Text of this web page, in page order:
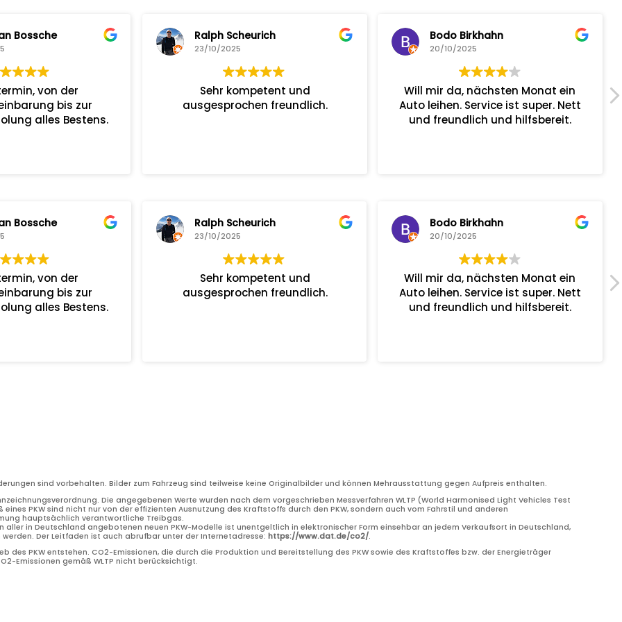
Bossche
von der
bis zur
alles Bestens.
Ralph Scheurich
23/10/2025
Sehr kompetent und
ausgesprochen freundlich.
Bodo Birkhahn
20/10/2025
Will mir da, nächsten Monat ein
Auto leihen. Service ist super. Nett
und freundlich und hilfsbereit.
Bossche
von der
bis zur
alles Bestens.
Ralph Scheurich
23/10/2025
Sehr kompetent und
ausgesprochen freundlich.
Bodo Birkhahn
20/10/2025
Will mir da, nächsten Monat ein
Auto leihen. Service ist super. Nett
und freundlich und hilfsbereit.
sind vorbehalten. Bilder zum Fahrzeug sind teilweise keine Originalbilder und können Mehrausstattung gegen Aufpreis enthalten.
Die angegebenen Werte wurden nach dem vorgeschrieben Messverfahren WLTP (World Harmonised Light Vehicles Test
PKW sind nicht nur von der effizienten Ausnutzung des Kraftstoffs durch den PKW, sondern auch vom Fahrstil und anderen
hauptsächlich verantwortliche Treibgas.
in Deutschland angebotenen neuen PKW-Modelle ist unentgeltlich in elektronischer Form einsehbar an jedem Verkaufsort in Deutschland,
Der Leitfaden ist auch abrufbar unter der Internetadresse:https://www.dat.de/co2/.
des PKW entstehen. CO2-Emissionen, die durch die Produktion und Bereitstellung des PKW sowie des Kraftstoffes bzw. der Energieträger
Emissionen gemäß WLTP nicht berücksichtigt.